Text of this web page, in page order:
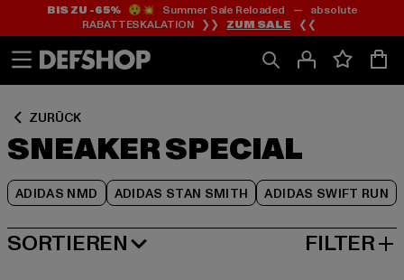
Zum
Inhalt
springen
Zum
Fußzeile
springen
BIS ZU -65%😲💥 Summer Sale Reloaded — absolute
RABATTESKALATION ❯❯ ZUM SALE ❮❮
ZURÜCK
SNEAKER SPECIAL
ADIDAS NMD ADIDAS STAN SMITH ADIDAS SWIFT RUN
Zum
Produktraster
springen
SORTIEREN
BELIEBTESTE FILTER